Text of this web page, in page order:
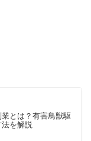
とは？有害鳥獣駆
を解説